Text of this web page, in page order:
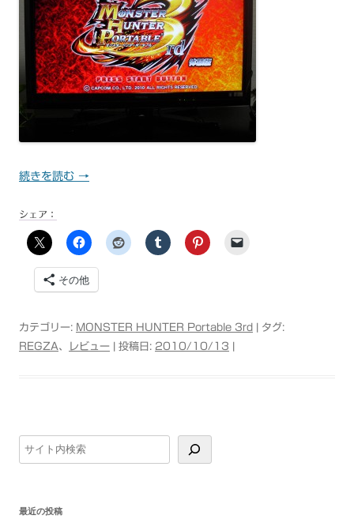
続きを読む →
シェア：
その他
カテゴリー: MONSTER HUNTER Portable 3rd
| タグ:
REGZA、 レビュー | 投稿日: 2010/10/13
検
索
最近の投稿